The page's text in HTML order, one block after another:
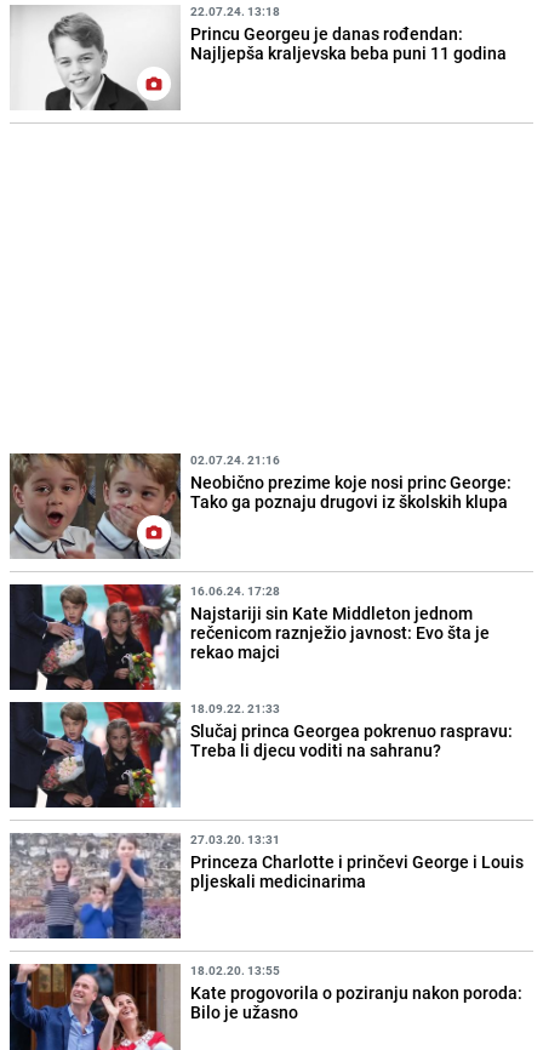
22.07.24. 13:18
Princu Georgeu je danas rođendan:
Najljepša kraljevska beba puni 11 godina
02.07.24. 21:16
Neobično prezime koje nosi princ George:
Tako ga poznaju drugovi iz školskih klupa
16.06.24. 17:28
Najstariji sin Kate Middleton jednom
rečenicom raznježio javnost: Evo šta je
rekao majci
18.09.22. 21:33
Slučaj princa Georgea pokrenuo raspravu:
Treba li djecu voditi na sahranu?
27.03.20. 13:31
Princeza Charlotte i prinčevi George i Louis
pljeskali medicinarima
18.02.20. 13:55
Kate progovorila o poziranju nakon poroda:
Bilo je užasno